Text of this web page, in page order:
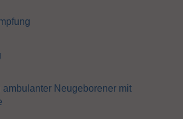
ambulanter Neugeborener mit